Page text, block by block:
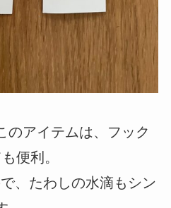
のアイテムは、フック
便利。
、たわしの水滴もシン